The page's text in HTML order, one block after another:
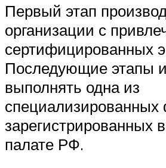
Первый этап
организации с
сертифицированных
Последующие этапы
выполнять одна из
зарегистрированных
палате РФ.